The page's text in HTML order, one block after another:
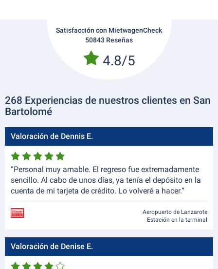
Satisfacción con MietwagenCheck
50843 Reseñas
4.8/5
268 Experiencias de nuestros clientes en San
Bartolomé
Valoración de Dennis E.
“Personal muy amable. El regreso fue extremadamente
sencillo. Al cabo de unos días, ya tenía el depósito en la
cuenta de mi tarjeta de crédito. Lo volveré a hacer.”
Aeropuerto de Lanzarote
Estación en la terminal
Valoración de Denise E.